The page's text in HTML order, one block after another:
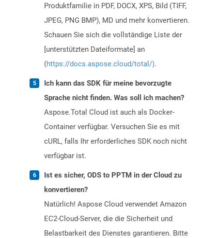
Produktfamilie in PDF, DOCX, XPS, Bild (TIFF,
JPEG, PNG BMP), MD und mehr konvertieren.
Schauen Sie sich die vollständige Liste der
[unterstützten Dateiformate] an
(https://docs.aspose.cloud/total/).
Ich kann das SDK für meine bevorzugte
Sprache nicht finden. Was soll ich machen?
Aspose.Total Cloud ist auch als Docker-
Container verfügbar. Versuchen Sie es mit
cURL, falls Ihr erforderliches SDK noch nicht
verfügbar ist.
Ist es sicher, ODS to PPTM in der Cloud zu
konvertieren?
Natürlich! Aspose Cloud verwendet Amazon
EC2-Cloud-Server, die die Sicherheit und
Belastbarkeit des Dienstes garantieren. Bitte